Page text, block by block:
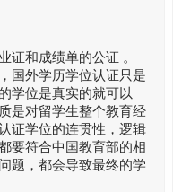
证和成绩单的公证 。
国外学历学位认证只是
学位是真实的就可以
是对留学生整个教育经
证学位的连贯性，逻辑
要符合中国教育部的相
题，都会导致最终的学